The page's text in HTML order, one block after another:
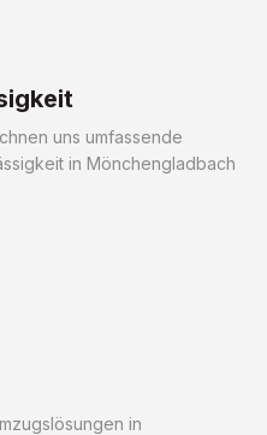
uns umfassende
in Mönchengladbach
in